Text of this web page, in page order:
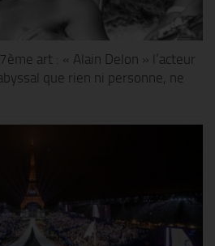
art : « Alain Delon » l’acteur
que rien ni personne, ne